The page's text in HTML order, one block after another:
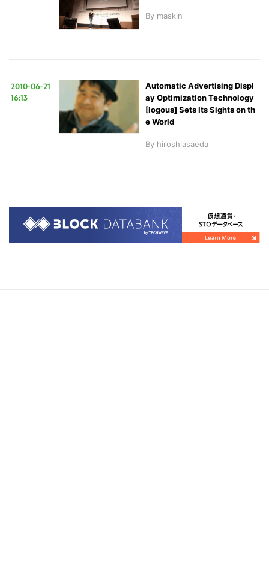
By maskin
2010-06-21
16:13
Automatic Advertising Displ
ay Optimization Technology
[Iogous] Sets Its Sights on th
e World
By hiroshiasaeda